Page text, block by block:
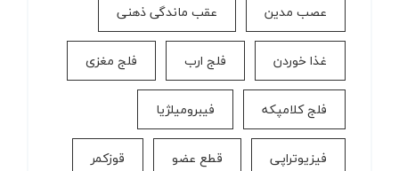
عصب مدین عقب ماندگی ذهنی
غذا خوردن فلج ارب فلج مغزی
فلج کلامپکه فیبرومیلژیا
فیزیوتراپی قطع عضو قوزکمر